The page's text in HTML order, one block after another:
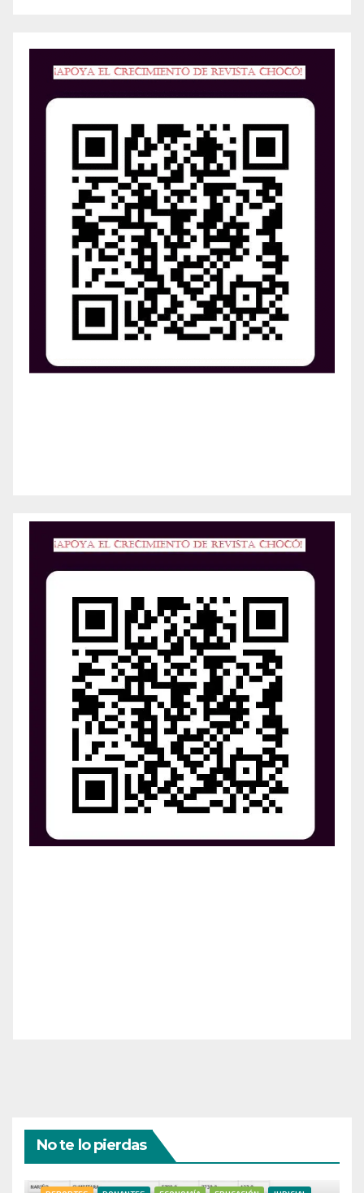
No te lo pierdas